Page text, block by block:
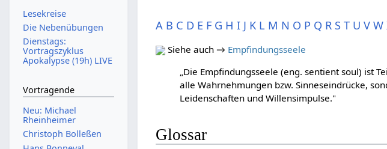
A B C D E F G H I J K L M N O P Q R S T U V W
Siehe auch → Empfindungsseele
„Die Empfindungsseele (eng. sentient soul) ist
alle Wahrnehmungen bzw. Sinneseindrücke,
Leidenschaften und Willensimpulse."
Glossar
Lesekreise
Die Nebenübungen
Dienstags:
Vortragszyklus
Apokalypse (19h) LIVE
Vortragende
Neu: Michael
Rheinheimer
Christoph Bolleßen